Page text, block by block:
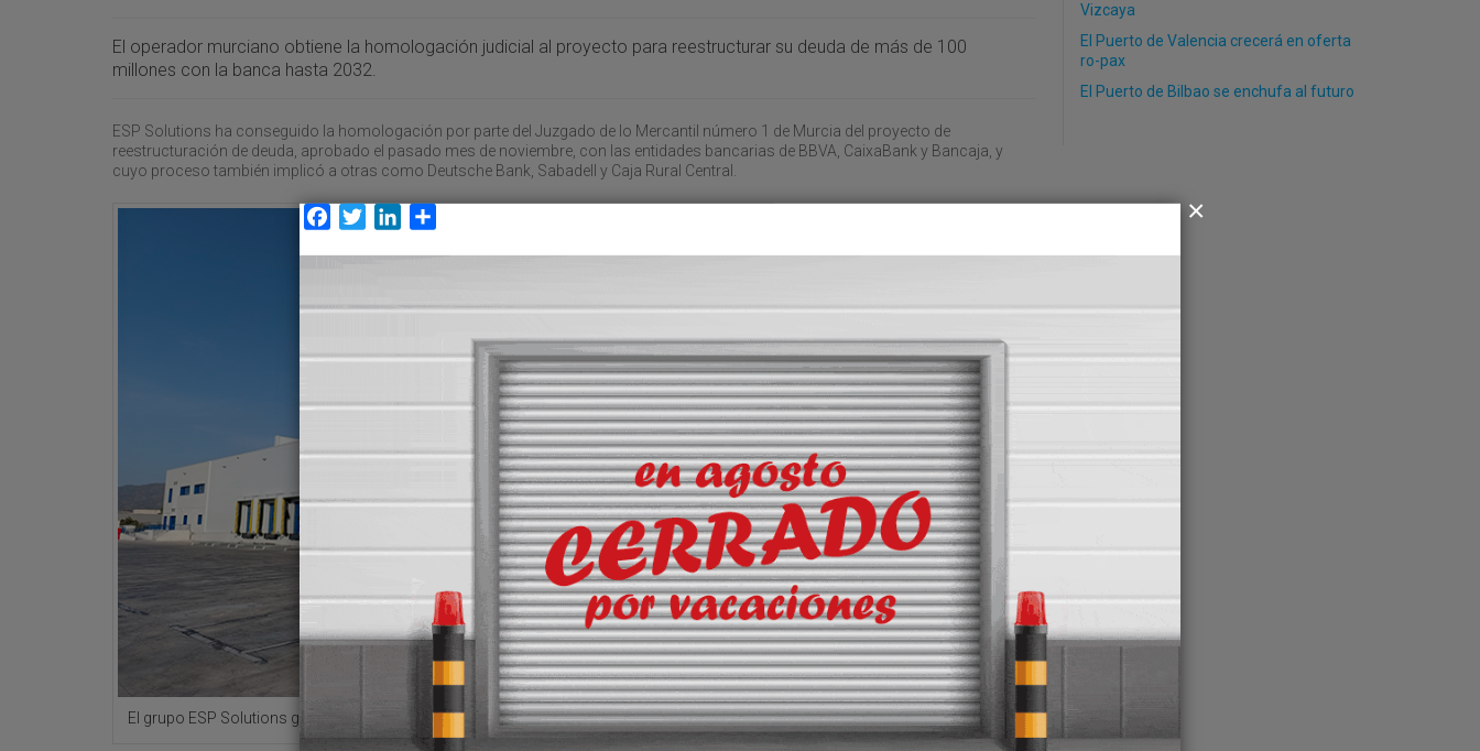
El operador murciano obtiene la homologación judicial al proyecto para reestructurar su deuda de más de 100
millones con la banca hasta 2032.
ESP Solutions ha conseguido la homologación por parte del Juzgado de lo Mercantil número 1 de Murcia del proyecto de
reestructuración de deuda, aprobado el pasado mes de noviembre, con las entidades bancarias de BBVA, CaixaBank y Bancaja, y
cuyo proceso también implicó a otras como Deutsche Bank, Sabadell y Caja Rural Central.
El grupo ESP Solutions gestiona más de 1.500 camiones.
inversión Blantyre Capital y Avior
inyección de casi 20 millones de
euros por parte de sus accionistas,
y el apoyo de la banca con líneas de
circulante y con una
reestructuración de su deuda de
más de 100 millones de euros
hasta 2032.
Esta operación posibilita dotar a
ESP Solutions de la liquidez
necesaria para poder cumplir con
su plan de expansión, que tiene
entre sus próximos hitos, la puesta
en marcha de su plataforma
logística de frío en Alhama de
Murcia.
“La homologación judicial del plan
de reestructuración de deuda
representa una garantía de
Vizcaya
El Puerto de Valencia crecerá en oferta
ro-pax
El Puerto de Bilbao se enchufa al futuro
Facebook
TwitterLinkedIn